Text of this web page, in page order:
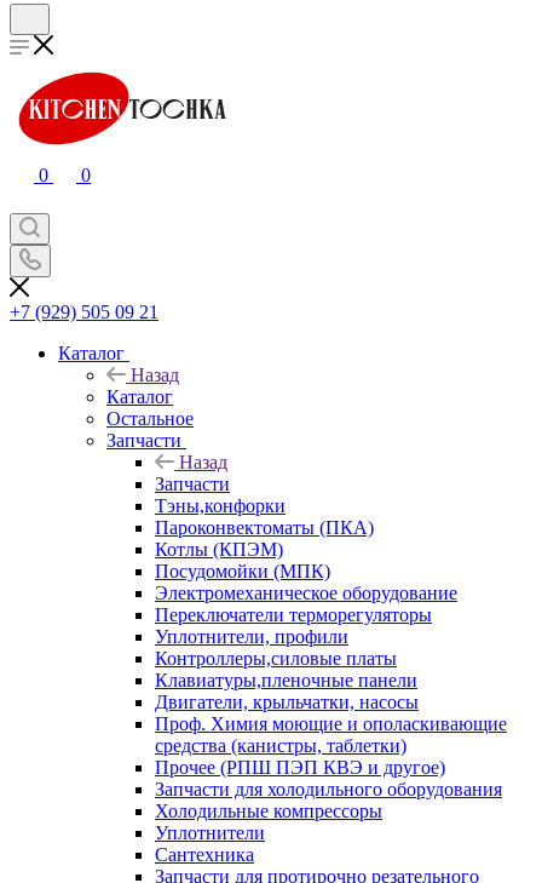
0 0
+7 (929) 505 09 21
Каталог
Назад
Каталог
Остальное
Запчасти
Назад
Запчасти
Тэны,конфорки
Пароконвектоматы (ПКА)
Котлы (КПЭМ)
Посудомойки (МПК)
Электромеханическое оборудование
Переключатели терморегуляторы
Уплотнители, профили
Контроллеры,силовые платы
Клавиатуры,пленочные панели
Двигатели, крыльчатки, насосы
Проф. Химия моющие и ополаскивающие
средства (канистры, таблетки)
Прочее (РПШ ПЭП КВЭ и другое)
Запчасти для холодильного оборудования
Холодильные компрессоры
Уплотнители
Сантехника
Запчасти для протирочно резательного